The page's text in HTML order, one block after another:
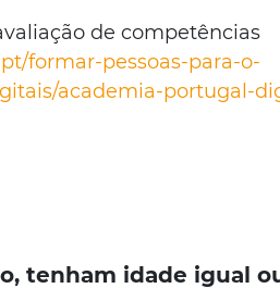
de competências
formar-pessoas-para-o-
academia-portugal-
tenham idade igual